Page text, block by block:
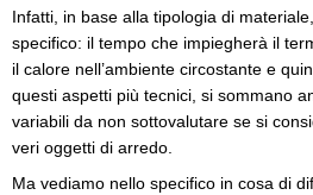
Infatti, in base alla tipologia di
specifico: il tempo che impiegherà il
il calore nell’ambiente circostante e
questi aspetti più tecnici, si sommano
variabili da non sottovalutare se si
veri oggetti di arredo.
Ma vediamo nello specifico in cosa di